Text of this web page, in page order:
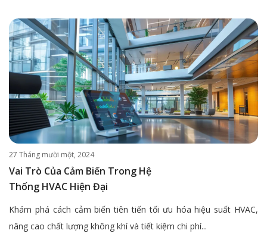
27 Tháng mười một, 2024
Vai Trò Của Cảm Biến Trong Hệ
Thống HVAC Hiện Đại
Khám phá cách cảm biến tiên tiến tối ưu hóa hiệu suất HVAC,
nâng cao chất lượng không khí và tiết kiệm chi phí...